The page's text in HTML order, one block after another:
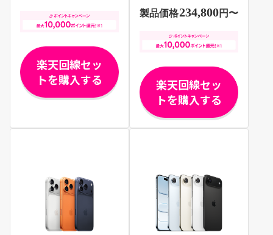
楽天回線セッ
トを購入する
製品価格234,800円〜
楽天回線セッ
トを購入する